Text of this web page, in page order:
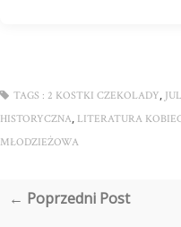
TAGS : 2 KOSTKI CZEKOLADY
HISTORYCZNA LITERATURA
MŁODZIEŻOWA
← Poprzedni Post